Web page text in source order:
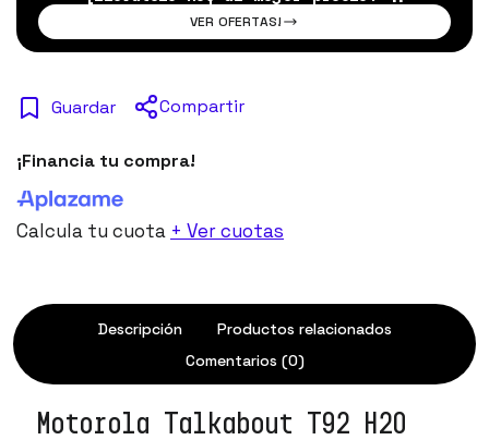
VER OFERTAS!
Guardar Compartir
¡Financia tu compra!
Calcula tu cuota + Ver cuotas
Descripción
Productos relacionados
Comentarios (0)
Motorola Talkabout T92 H2O